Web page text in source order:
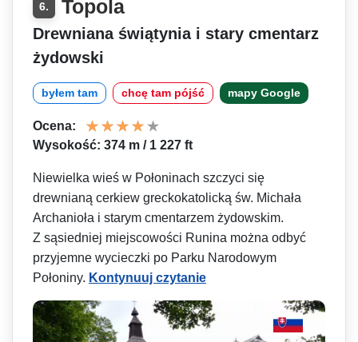
6. Topola
Drewniana świątynia i stary cmentarz
żydowski
byłem tam chcę tam pójść mapy Google
Ocena:
Wysokość: 374 m / 1 227 ft
Niewielka wieś w Połoninach szczyci się
drewnianą cerkiew greckokatolicką św. Michała
Archanioła i starym cmentarzem żydowskim.
Z sąsiedniej miejscowości Runina można odbyć
przyjemne wycieczki po Parku Narodowym
Połoniny. Kontynuuj czytanie